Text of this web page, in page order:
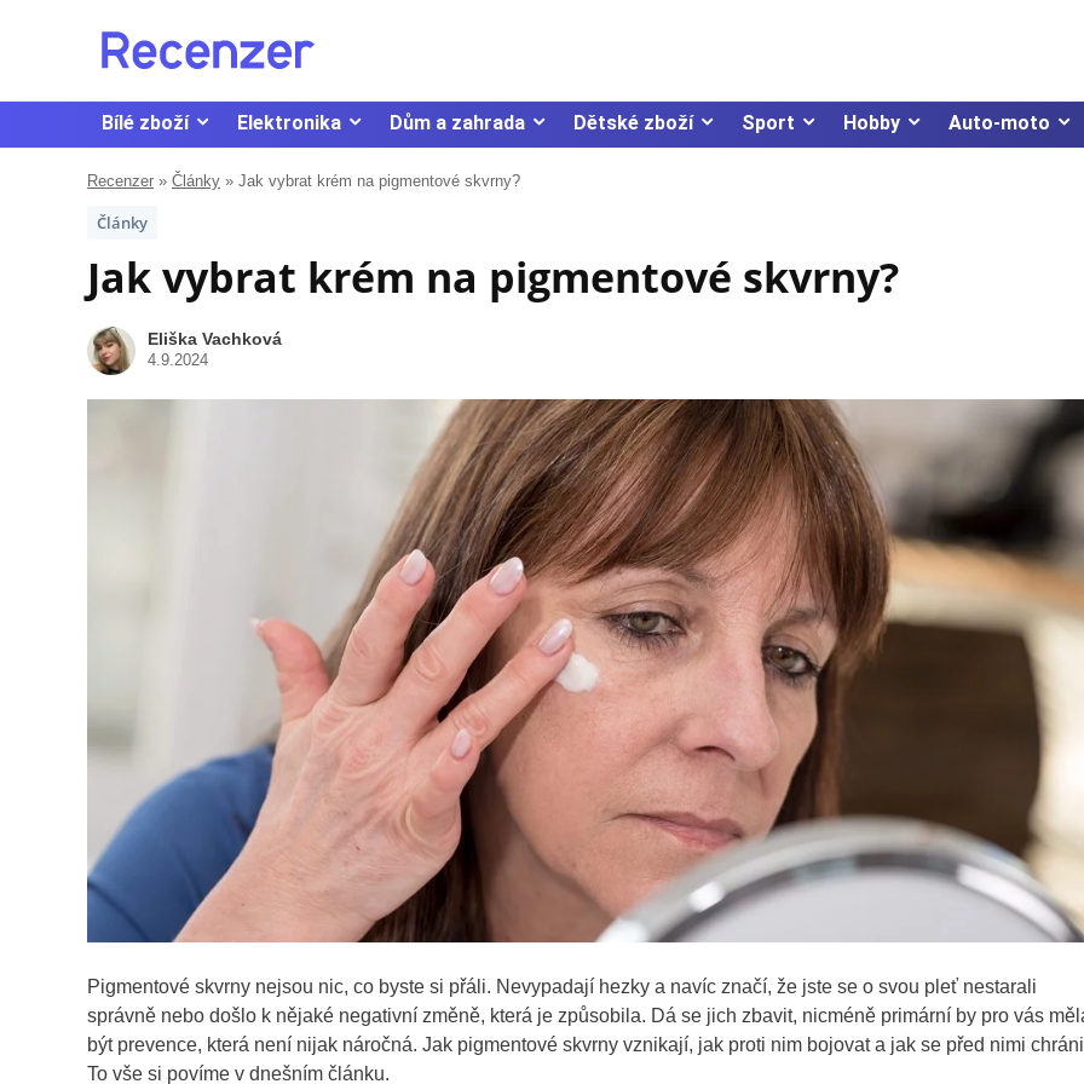
Bílé zboží Elektronika Dům a zahrada Dětské zboží Sport Hobby Auto-moto
Recenzer » Články » Jak vybrat krém na pigmentové skvrny?
Články
Jak vybrat krém na pigmentové skvrny?
Eliška Vachková
4.9.2024
Pigmentové skvrny nejsou nic, co byste si přáli. Nevypadají hezky a navíc značí, že jste se o svou pleť nestarali
správně nebo došlo k nějaké negativní změně, která je způsobila. Dá se jich zbavit, nicméně primární by pro vás
být prevence, která není nijak náročná. Jak pigmentové skvrny vznikají, jak proti nim bojovat a jak se před nimi
To vše si povíme v dnešním článku.